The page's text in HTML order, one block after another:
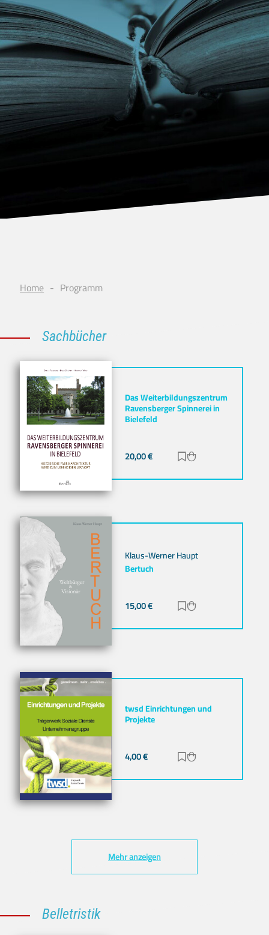
Home Programm
Sachbücher
Das Weiterbildungszentrum
Ravensberger Spinnerei in
Bielefeld
20,00€ Zur Merkliste
Klaus-Werner Haupt
Bertuch
15,00€ Zur Merkliste
twsd Einrichtungen und
Projekte
4,00€ Zur Merkliste
Mehr anzeigen
Belletristik